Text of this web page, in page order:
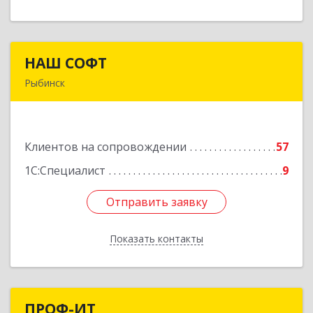
НАШ СОФТ
Рыбинск
Клиентов на сопровождении
57
1С:Специалист
9
Отправить заявку
Показать контакты
Подробнее
Отправить заявку
Назад
ПРОФ-ИТ